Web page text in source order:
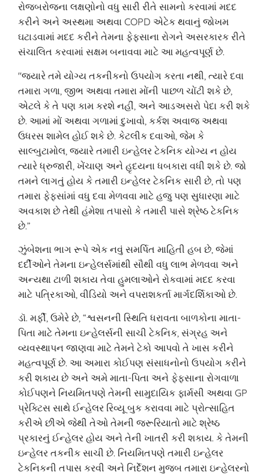
રોજબરોજના લક્ષણોનો વધુ સારી રીતે સામનો કરવામાં મદદ
કરીને અને અસ્થમા અથવા COPD એટેક થવાનું જોખમ
ઘટાડવામાં મદદ કરીને તેમના ફેફસાના રોગને અસરકારક રીતે
સંચાલિત કરવામાં સક્ષમ બનાવવા માટે આ મહત્વપૂર્ણ છે.
"જ્યારે તમે યોગ્ય તકનીકનો ઉપયોગ કરતા નથી, ત્યારે દવા
તમારા ગળા, જીભ અથવા તમારા મોંની પાછળ ચોંટી શકે છે,
એટલે કે તે પણ કામ કરશે નહીં, અને આડઅસરો પેદા કરી શકે
છે. આમાં મોં અથવા ગળામાં દુખાવો, કર્કશ અવાજ અથવા
ઉધરસ શામેલ હોઈ શકે છે. કેટલીક દવાઓ, જેમ કે
સાલ્બુટામોલ, જ્યારે તમારી ઇન્હેલર ટેકનિક યોગ્ય ન હોય
ત્યારે ધ્રુજારી, ખેંચાણ અને હૃદયના ધબકારા વધી શકે છે. જો
તમને લાગતું હોય કે તમારી ઇન્હેલર ટેકનિક સારી છે, તો પણ
તમારા ફેફસાંમાં વધુ દવા મેળવવા માટે હજુ પણ સુધારણા માટે
અવકાશ છે તેથી હંમેશા તપાસો કે તમારી પાસે શ્રેષ્ઠ ટેકનિક
છે.”
ઝુંબેશના ભાગ રૂપે એક નવું સમર્પિત માહિતી હબ છે, જેમાં
દર્દીઓને તેમના ઇન્હેલર્સમાંથી સૌથી વધુ લાભ મેળવવા અને
અન્યથા ટાળી શકાય તેવા હુમલાઓને રોકવામાં મદદ કરવા
માટે પત્રિકાઓ, વીડિયો અને વપરાશકર્તા માર્ગદર્શિકાઓ છે.
ડૉ. મર્ફી, ઉમેરે છે, “શ્વસનની સ્થિતિ ધરાવતા બાળકોના માતા-
પિતા માટે તેમના ઇન્હેલર્સની સાચી ટેકનિક, સંગ્રહ અને
વ્યવસ્થાપન જાણવા માટે તેમને ટેકો આપવો તે ખાસ કરીને
મહત્વપૂર્ણ છે. આ અમારા કોઈપણ સંસાધનોનો ઉપયોગ કરીને
કરી શકાય છે અને અમે માતા-પિતા અને ફેફસાના રોગવાળા
કોઈપણને નિયમિતપણે તેમની સામુદાયિક ફાર્મસી અથવા GP
પ્રેક્ટિસ સાથે ઈન્હેલર રિવ્યૂ બુક કરાવવા માટે પ્રોત્સાહિત
કરીએ છીએ જેથી તેઓ તેમની જરૂરિયાતો માટે શ્રેષ્ઠ
પ્રકારનું ઈન્હેલર હોય અને તેની ખાતરી કરી શકાય. કે તેમની
ઇન્હેલર તકનીક સાચી છે. નિયમિતપણે તમારી ઇન્હેલર
ટેકનિકની તપાસ કરવી અને નિર્દેશન મુજબ તમારા ઇન્હેલરનો